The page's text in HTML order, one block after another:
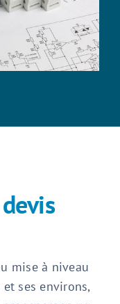
mise à niveau
ses environs,